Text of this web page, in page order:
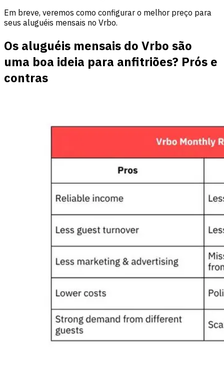
Em breve, veremos como configurar o melhor preço para
seus aluguéis mensais no Vrbo.
Os aluguéis mensais do Vrbo são
uma boa ideia para anfitriões? Prós e
contras